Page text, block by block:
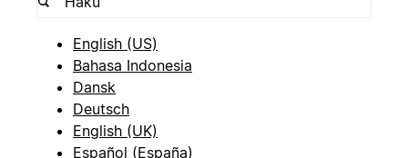
English (US)
Bahasa Indonesia
Dansk
Deutsch
English (UK)
Español (España)